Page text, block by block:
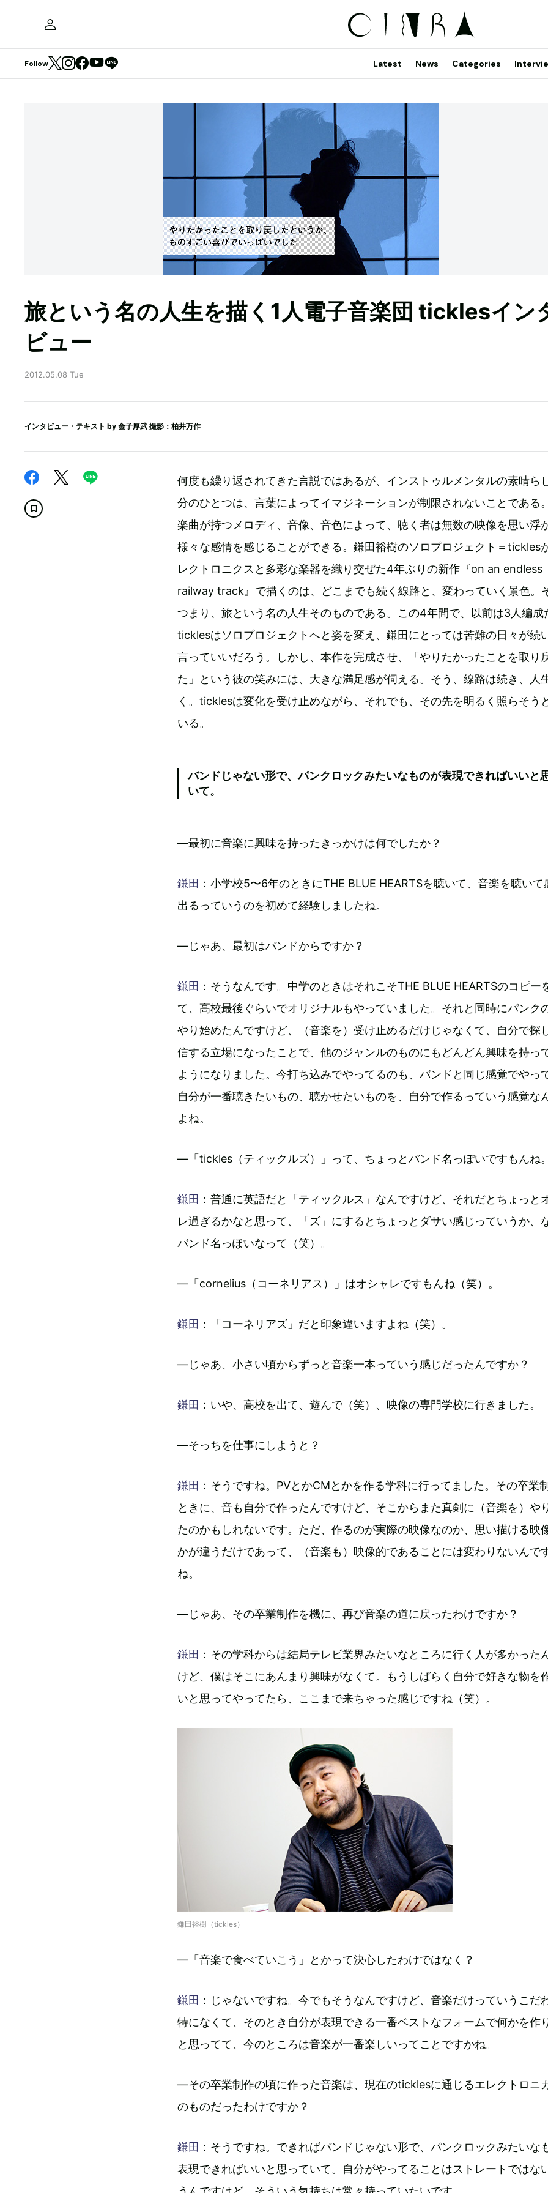
Follow Latest News Categories
旅という名の人生を描く1人電子音楽団 ticklesイン
ビュー
2012.05.08 Tue
インタビュー・テキスト by 金子厚武 撮影：柏井万作
何度も繰り返されてきた言説ではあるが、インストゥルメンタルの素晴ら
分のひとつは、言葉によってイマジネーションが制限されないことである
楽曲が持つメロディ、音像、音色によって、聴く者は無数の映像を思い浮
様々な感情を感じることができる。鎌田裕樹のソロプロジェクト＝tickles
レクトロニクスと多彩な楽器を織り交ぜた4年ぶりの新作『on an endless
railway track』で描くのは、どこまでも続く線路と、変わっていく景色。
つまり、旅という名の人生そのものである。この4年間で、以前は3人編成
ticklesはソロプロジェクトへと姿を変え、鎌田にとっては苦難の日々が続
言っていいだろう。しかし、本作を完成させ、「やりたかったことを取り
た」という彼の笑みには、大きな満足感が伺える。そう、線路は続き、人
く。ticklesは変化を受け止めながら、それでも、その先を明るく照らそう
いる。
バンドじゃない形で、パンクロックみたいなものが表現できればいいと
いて。
―最初に音楽に興味を持ったきっかけは何でしたか？
鎌田 ：小学校5〜6年のときにTHE BLUE HEARTSを聴いて、音楽を聴いて
出るっていうのを初めて経験しましたね。
―じゃあ、最初はバンドからですか？
鎌田 ：そうなんです。中学のときはそれこそTHE BLUE HEARTSのコピー
て、高校最後ぐらいでオリジナルもやっていました。それと同時にパンク
やり始めたんですけど、（音楽を）受け止めるだけじゃなくて、自分で探
信する立場になったことで、他のジャンルのものにもどんどん興味を持っ
ようになりました。今打ち込みでやってるのも、バンドと同じ感覚でやっ
自分が一番聴きたいもの、聴かせたいものを、自分で作るっていう感覚な
よね。
―「tickles（ティックルズ）」って、ちょっとバンド名っぽいですもんね。
鎌田 ：普通に英語だと「ティックルス」なんですけど、それだとちょっと
レ過ぎるかなと思って、「ズ」にするとちょっとダサい感じっていうか、
バンド名っぽいなって（笑）。
―「cornelius（コーネリアス）」はオシャレですもんね（笑）。
鎌田 ：「コーネリアズ」だと印象違いますよね（笑）。
―じゃあ、小さい頃からずっと音楽一本っていう感じだったんですか？
鎌田 ：いや、高校を出て、遊んで（笑）、映像の専門学校に行きました。
―そっちを仕事にしようと？
鎌田 ：そうですね。PVとかCMとかを作る学科に行ってました。その卒業
ときに、音も自分で作ったんですけど、そこからまた真剣に（音楽を）や
たのかもしれないです。ただ、作るのが実際の映像なのか、思い描ける映
かが違うだけであって、（音楽も）映像的であることには変わりないんで
ね。
―じゃあ、その卒業制作を機に、再び音楽の道に戻ったわけですか？
鎌田 ：その学科からは結局テレビ業界みたいなところに行く人が多かった
けど、僕はそこにあんまり興味がなくて。もうしばらく自分で好きな物を
いと思ってやってたら、ここまで来ちゃった感じですね（笑）。
鎌田裕樹（tickles）
―「音楽で食べていこう」とかって決心したわけではなく？
鎌田 ：じゃないですね。今でもそうなんですけど、音楽だけっていうこだ
特になくて、そのとき自分が表現できる一番ベストなフォームで何かを作
と思ってて、今のところは音楽が一番楽しいってことですかね。
―その卒業制作の頃に作った音楽は、現在のticklesに通じるエレクトロニ
のものだったわけですか？
鎌田 ：そうですね。できればバンドじゃない形で、パンクロックみたいな
表現できればいいと思っていて。自分がやってることはストレートではな